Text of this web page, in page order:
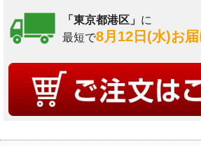
「東京都港区」 に
最短で8月12日(水)お届